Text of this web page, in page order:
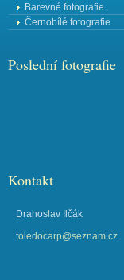
Barevné fotografie
Černobílé fotografie
Poslední fotografie
Kontakt
Drahoslav Ilčák
toledocarp@seznam.cz